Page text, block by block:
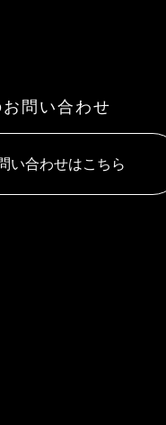
問い合わせ
い合わせはこちら